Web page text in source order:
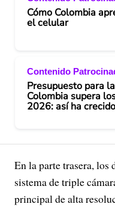
Cómo Colombia
el celular
Contenido
Presupuesto para
Colombia supera
2026: así ha
En la parte trasera, los
sistema de triple
principal de alta